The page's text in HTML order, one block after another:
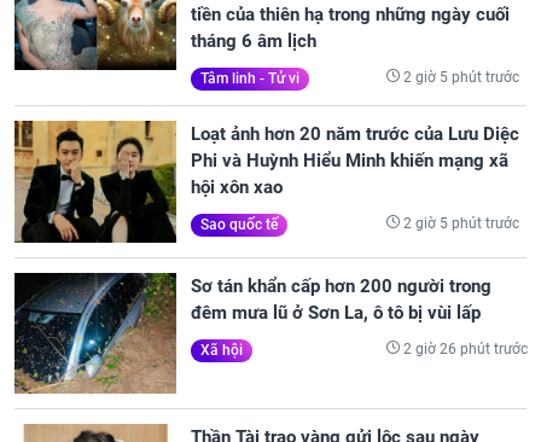
tiền của thiên hạ trong những ngày cuối
tháng 6 âm lịch
Tâm linh - Tử vi 2 giờ 5 phút trước
Loạt ảnh hơn 20 năm trước của Lưu Diệc
Phi và Huỳnh Hiểu Minh khiến mạng xã
hội xôn xao
Sao quốc tế 2 giờ 5 phút trước
Sơ tán khẩn cấp hơn 200 người trong
đêm mưa lũ ở Sơn La, ô tô bị vùi lấp
Xã hội 2 giờ 26 phút trước
Thần Tài trao vàng gửi lộc sau ngày